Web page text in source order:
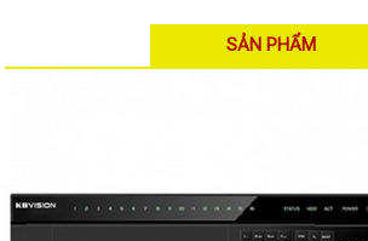
Camera IP KBVISION
Camera IP HIKVISION
Đầu ghi IP | NVR
SẢN PHẨM